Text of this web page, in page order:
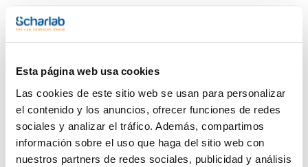
Esta página web usa cookies
Las cookies de este sitio web se usan para personalizar
el contenido y los anuncios, ofrecer funciones de redes
sociales y analizar el tráfico. Además, compartimos
información sobre el uso que haga del sitio web con
nuestros partners de redes sociales, publicidad y análisis
potasio (K): max. 0,1 ppm
sodio (Na): max. 0,5 ppm
vanadio (V): max 0,01 ppm
zirconio (Zr): max. 0,1 ppm
resíduo de calcinación : max. 0,0005 %
Capacidad
x 1 l
Referencia
AC07671000
Envase
x 1 l :: Glass
bottle
Precio
Comprar